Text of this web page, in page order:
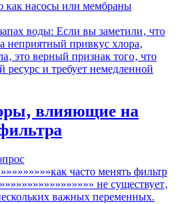
как насосы или мембраны
воды: Если вы заметили‚ что
неприятный привкус хлора‚
это верный признак того‚ что
ресурс и требует немедленной
влияющие на
часто менять фильтр
не существует‚
важных переменных.